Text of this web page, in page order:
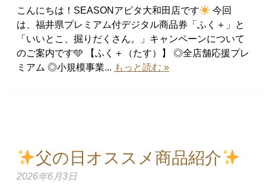
こんにちは！SEASONアピタ大和田店です
今回
は、福井県プレミアム付デジタル商品券「ふく＋」と
「いいとこ、掘りだくさん。」キャンペーンについて
のご案内です🩵 【ふく＋（たす）】 ◎全店舗応援プレ
ミアム ◎小規模事業... もっと読む »
父の日オススメ商品紹介
2026年6月3日